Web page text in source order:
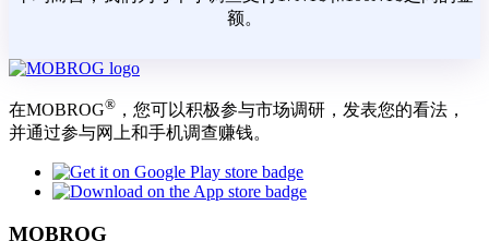
额。
在MOBROG® ，您可以积极参与市场调研，发表您的看法，
并通过参与网上和手机调查赚钱。
MOBROG